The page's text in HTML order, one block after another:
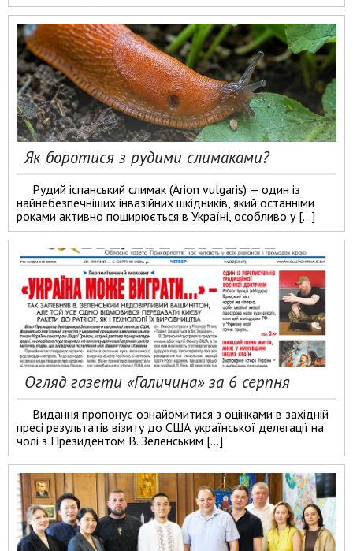
Як боротися з рудими слимаками?
Рудий іспанський слимак (Arion vulgaris) — один із
найнебезпечніших інвазійних шкідників, який останніми
роками активно поширюється в Україні, особливо у […]
Огляд газети «Галичина» за 6 серпня
Видання пропонує ознайомитися з оцінками в західній
пресі результатів візиту до США української делегації на
чолі з Президентом В. Зеленським […]